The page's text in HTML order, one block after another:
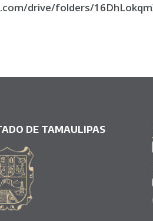
drive/folders/
DE TAMAULIPAS